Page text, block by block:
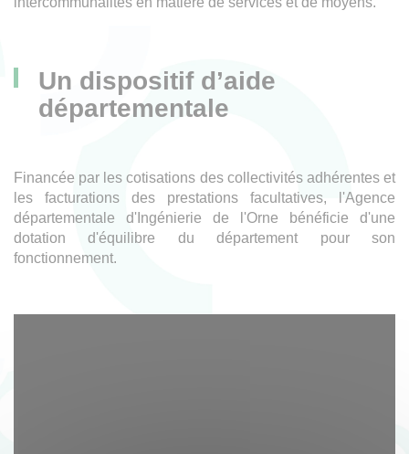
Un dispositif d’aide
départementale
Financée par les cotisations des collectivités adhérentes et
les facturations des prestations facultatives, l'Agence
départementale d'Ingénierie de l'Orne bénéficie d'une
dotation d'équilibre du département pour son
fonctionnement.